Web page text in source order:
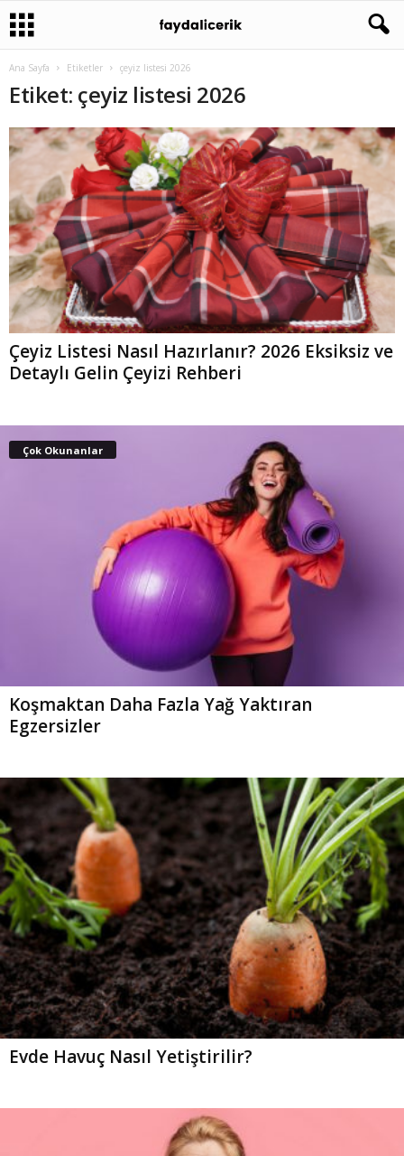
Ana Sayfa Etiketler çeyiz listesi 2026
Etiket: çeyiz listesi 2026
Çeyiz Listesi Nasıl Hazırlanır? 2026 Eksiksiz ve
Detaylı Gelin Çeyizi Rehberi
Çok Okunanlar
Koşmaktan Daha Fazla Yağ Yaktıran
Egzersizler
Evde Havuç Nasıl Yetiştirilir?